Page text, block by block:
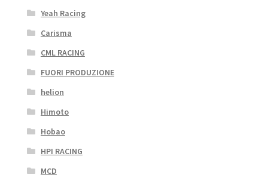
Yeah Racing
Carisma
CML RACING
FUORI PRODUZIONE
helion
Himoto
Hobao
HPI RACING
MCD